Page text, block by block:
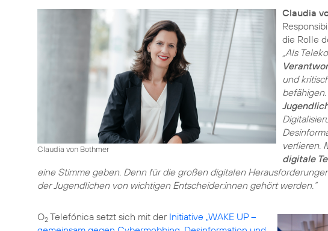
Claudia von Bothmer
Claudia
die Rolle
„Als
und
verlieren.
digitale
eine Stimme geben. Denn für die großen digitalen
der Jugendlichen von wichtigen Entscheider:innen gehört werden.“
O2 Telefónica setzt sich mit der Initiative „WAKE UP –